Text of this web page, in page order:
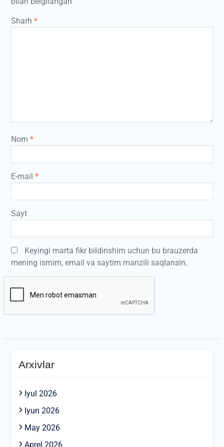
Sharh *
Nom *
E-mail *
Sayt
Keyingi marta fikr bildirishim uchun bu brauzerda
mening ismim, email va saytim manzili saqlansin.
Arxivlar
Iyul 2026
Iyun 2026
May 2026
Aprel 2026